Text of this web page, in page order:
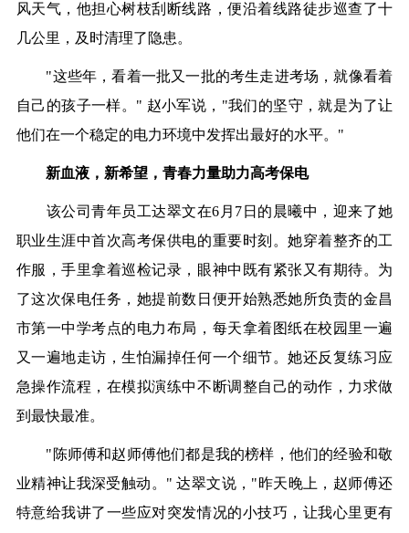
风天气，他担心树枝刮断线路，便沿着线路徒步巡查了十
几公里，及时清理了隐患。
"这些年，看着一批又一批的考生走进考场，就像看着
自己的孩子一样。" 赵小军说，"我们的坚守，就是为了让
他们在一个稳定的电力环境中发挥出最好的水平。"
新血液，新希望，青春力量助力高考保电
该公司青年员工达翠文在6月7日的晨曦中，迎来了她
职业生涯中首次高考保供电的重要时刻。她穿着整齐的工
作服，手里拿着巡检记录，眼神中既有紧张又有期待。为
了这次保电任务，她提前数日便开始熟悉她所负责的金昌
市第一中学考点的电力布局，每天拿着图纸在校园里一遍
又一遍地走访，生怕漏掉任何一个细节。她还反复练习应
急操作流程，在模拟演练中不断调整自己的动作，力求做
到最快最准。
"陈师傅和赵师傅他们都是我的榜样，他们的经验和敬
业精神让我深受触动。" 达翠文说，"昨天晚上，赵师傅还
特意给我讲了一些应对突发情况的小技巧，让我心里更有